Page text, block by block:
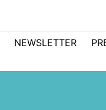
NEWSLETTER